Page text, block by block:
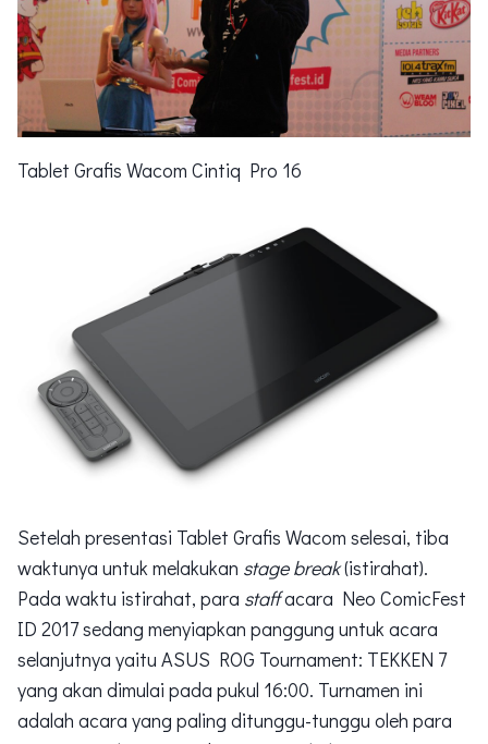
Tablet Grafis Wacom Cintiq Pro 16
Setelah presentasi Tablet Grafis Wacom selesai, tiba
waktunya untuk melakukan stage break(istirahat).
Pada waktu istirahat, para staffacara Neo ComicFest
ID 2017 sedang menyiapkan panggung untuk acara
selanjutnya yaitu ASUS ROG Tournament: TEKKEN 7
yang akan dimulai pada pukul 16:00. Turnamen ini
adalah acara yang paling ditunggu-tunggu oleh para